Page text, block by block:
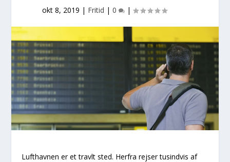
okt 8, 2019 | Fritid |0 |
Lufthavnen er et travlt sted. Herfra rejser tusindvis af